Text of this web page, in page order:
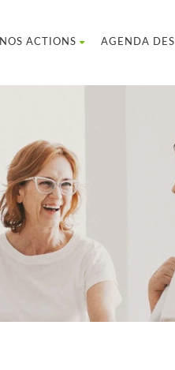
NOS ACTIONS AGENDA